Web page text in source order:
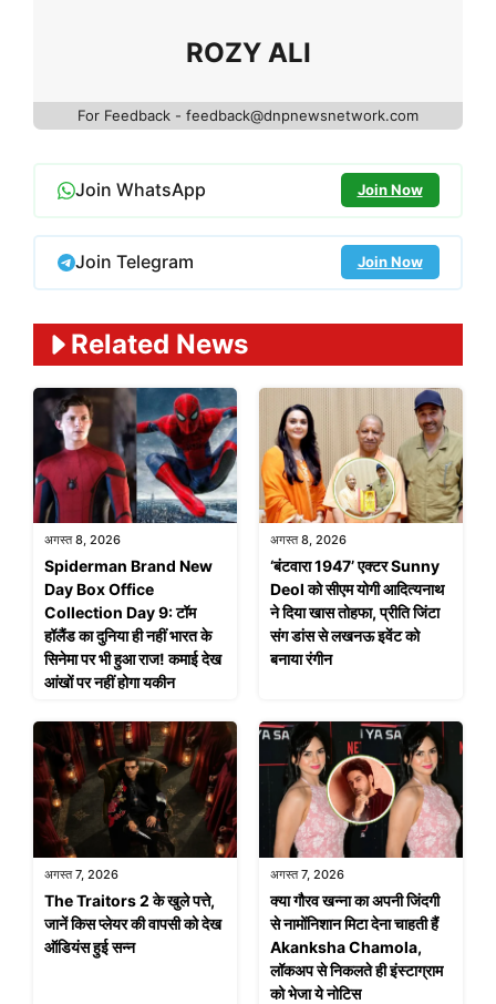
ROZY ALI
For Feedback - feedback@dnpnewsnetwork.com
Join WhatsApp Join Now
Join Telegram Join Now
Related News
अगस्त 8, 2026
Spiderman Brand New
Day Box Office
Collection Day 9: टॉम
हॉलैंड का दुनिया ही नहीं भारत के
सिनेमा पर भी हुआ राज! कमाई देख
आंखों पर नहीं होगा यकीन
अगस्त 8, 2026
‘बंटवारा 1947’ एक्टर Sunny
Deol को सीएम योगी आदित्यनाथ
ने दिया खास तोहफा, प्रीति जिंटा
संग डांस से लखनऊ इवेंट को
बनाया रंगीन
अगस्त 7, 2026
The Traitors 2 के खुले पत्ते,
जानें किस प्लेयर की वापसी को देख
ऑडियंस हुई सन्न
अगस्त 7, 2026
क्या गौरव खन्ना का अपनी जिंदगी
से नामोंनिशान मिटा देना चाहती हैं
Akanksha Chamola,
लॉकअप से निकलते ही इंस्टाग्राम
को भेजा ये नोटिस